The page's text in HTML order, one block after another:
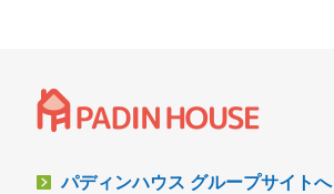
パディンハウス グループサイトへ